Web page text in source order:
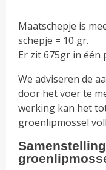
Maatschepje is
schepje = 10 gr.
Er zit 675gr in één
We adviseren de
door het voer te
werking kan het
groenlipmossel